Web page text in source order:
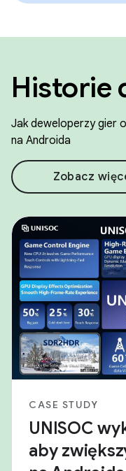
Historie
Jak deweloperzy gier
na Androida
Zobacz
CASE STUDY
UNISOC
aby